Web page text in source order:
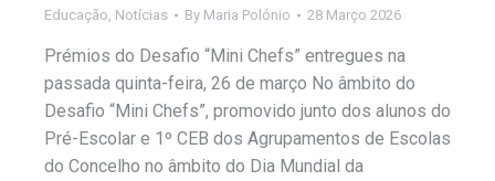
Educação Notícias By Maria Polónio 28 Março 2026
Prémios do Desafio “Mini Chefs” entregues na
passada quinta-feira, 26 de março No âmbito do
Desafio “Mini Chefs”, promovido junto dos alunos do
Pré-Escolar e 1º CEB dos Agrupamentos de Escolas
do Concelho no âmbito do Dia Mundial da